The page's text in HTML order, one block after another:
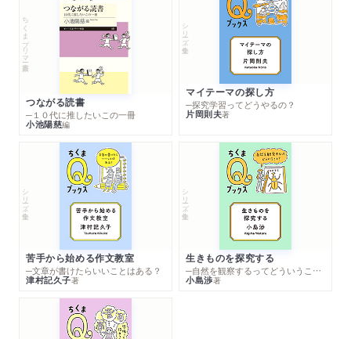
ちくまプリマー新書
つながる読書
─１０代に推したいこの一冊
小池陽慈編
シリーズ・全集
マイテーマの探し方
─探究学習ってどうやるの？
片岡則夫著
シリーズ・全集
苦手から始める作文教室
─文章が書けたらいいことはある？
津村記久子著
シリーズ・全集
生きものを探究する
─自然を観察するってどういうこと？
小島渉著